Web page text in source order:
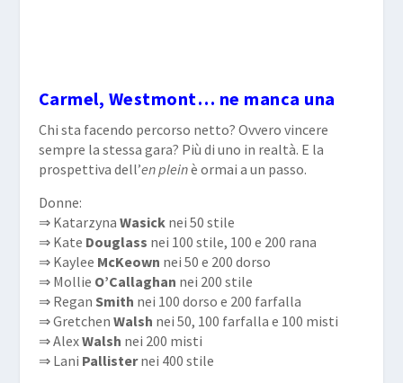
Carmel, Westmont… ne manca una
Chi sta facendo percorso netto? Ovvero vincere
sempre la stessa gara? Più di uno in realtà. E la
prospettiva dell’en pleinè ormai a un passo.
Donne:
⇒ Katarzyna Wasicknei 50 stile
⇒ Kate Douglass nei 100 stile, 100 e 200 rana
⇒ Kaylee McKeown nei 50 e 200 dorso
⇒ Mollie O’Callaghan nei 200 stile
⇒ Regan Smith nei 100 dorso e 200 farfalla
⇒ Gretchen Walsh nei 50, 100 farfalla e 100 misti
⇒ AlexWalsh nei 200 misti
⇒ Lani Pallisternei 400 stile